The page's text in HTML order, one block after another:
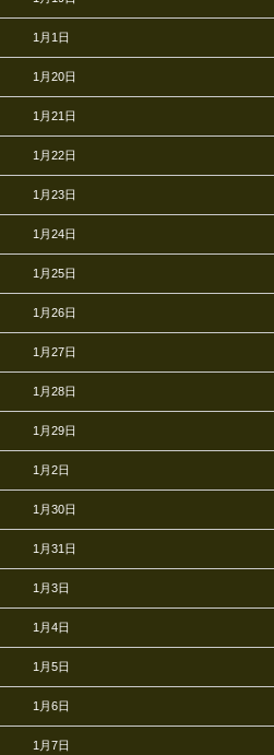
1月1日
1月20日
1月21日
1月22日
1月23日
1月24日
1月25日
1月26日
1月27日
1月28日
1月29日
1月2日
1月30日
1月31日
1月3日
1月4日
1月5日
1月6日
1月7日